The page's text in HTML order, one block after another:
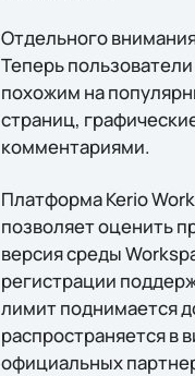
Отдельного
Теперь
похожим на
страниц,
комментариями.
Платформа Kerio
позволяет оценить
версия среды
регистрации
лимит поднимается
распространяется в
официальных